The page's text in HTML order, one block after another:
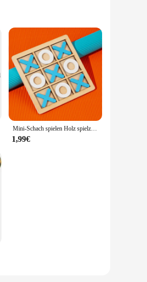
you're splashing in the
formula make it an ideal
finish adds a touch of
your style.
accessory for you. The
making it an ideal
of resilience and style.
Mini-Schach spielen Holz spielzeug Interaktion Puzzle Training Gehirn lernen frühen Lernspiel zeug für Kinder Kinder Montessori-Spiel
1,99€